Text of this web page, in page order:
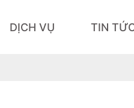
DỊCH VỤ TIN